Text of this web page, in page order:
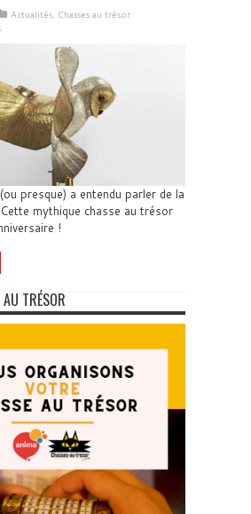
Actualités, Chasses au trésor
presque) a entendu parler de la
mythique chasse au trésor
!
TRÉSOR